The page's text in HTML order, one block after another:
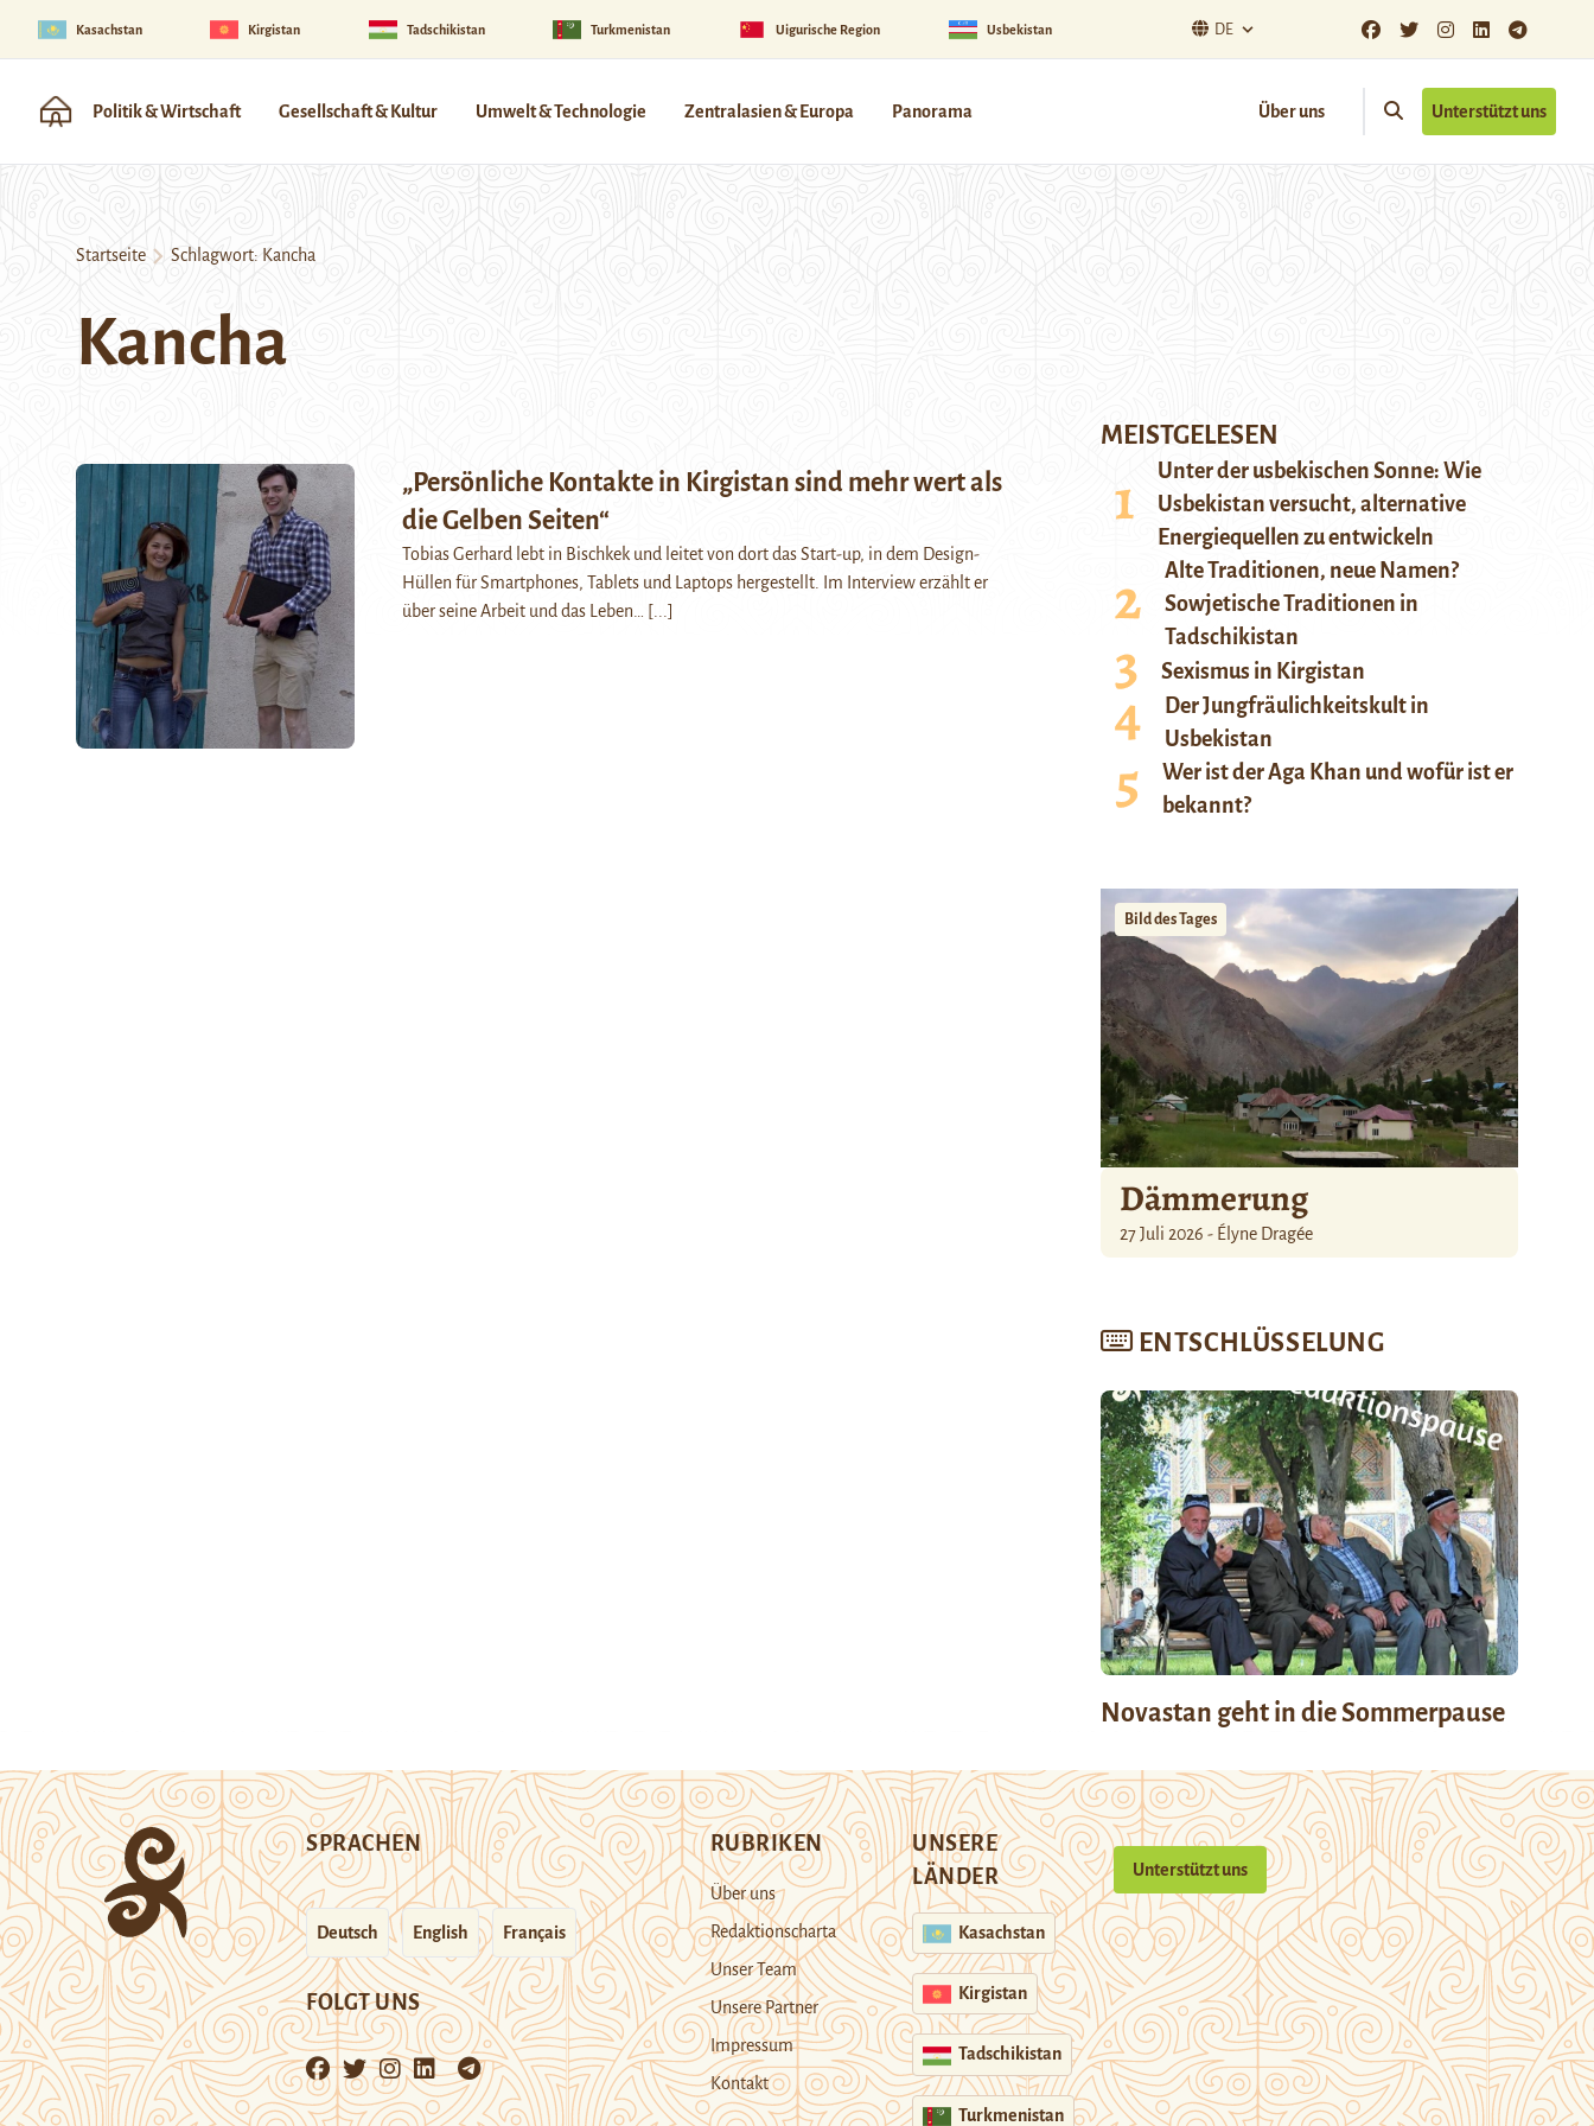
Kasachstan Kirgistan Tadschikistan Turkmenistan Uigurische Region Usbekistan DE
Politik & Wirtschaft Gesellschaft & Kultur Umwelt & Technologie Zentralasien & Europa Panorama Über uns Unterstützt uns
Startseite Schlagwort: Kancha
Kancha
„Persönliche Kontakte in Kirgistan sind mehr wert als
die Gelben Seiten“
Tobias Gerhard lebt in Bischkek und leitet von dort das Start-up, in dem Design-
Hüllen für Smartphones, Tablets und Laptops hergestellt. Im Interview erzählt er
über seine Arbeit und das Leben…
[...]
MEISTGELESEN
Unter der usbekischen Sonne: Wie
Usbekistan versucht, alternative
Energiequellen zu entwickeln
Alte Traditionen, neue Namen?
Sowjetische Traditionen in
Tadschikistan
Sexismus in Kirgistan
Der Jungfräulichkeitskult in
Usbekistan
Wer ist der Aga Khan und wofür ist er
bekannt?
Bild des Tages
Dämmerung
27 Juli 2026 - Élyne Dragée
ENTSCHLÜSSELUNG
Novastan geht in die Sommerpause
SPRACHEN
Deutsch English Français
FOLGT UNS
RUBRIKEN
Über uns
Redaktionscharta
Unser Team
Unsere Partner
Impressum
Kontakt
UNSERE
LÄNDER
Kasachstan
Kirgistan
Tadschikistan
Turkmenistan
Unterstützt uns